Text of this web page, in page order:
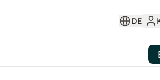
DE